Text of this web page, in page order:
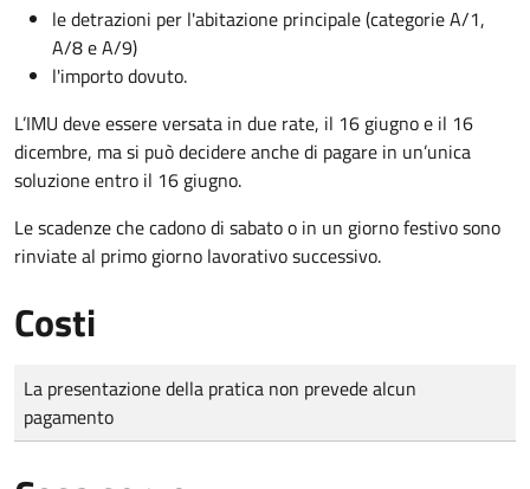
le detrazioni per l'abitazione principale (categorie A/1,
A/8 e A/9)
l'importo dovuto.
L’IMU deve essere versata in due rate, il 16 giugno e il 16
dicembre, ma si può decidere anche di pagare in un’unica
soluzione entro il 16 giugno.
Le scadenze che cadono di sabato o in un giorno festivo sono
rinviate al primo giorno lavorativo successivo.
Costi
Tipo di pagamento
Importo
La presentazione della pratica non prevede alcun
pagamento